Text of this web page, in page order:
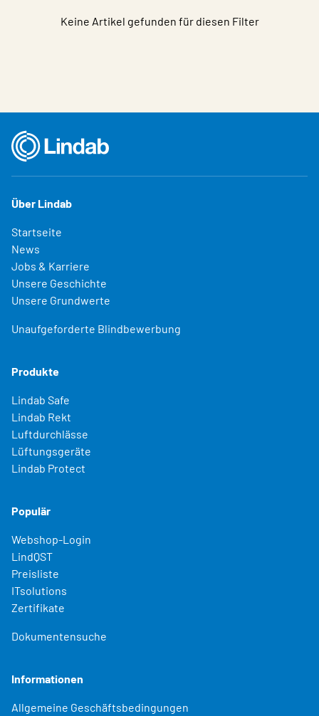
Keine Artikel gefunden für diesen Filter
Über Lindab
Startseite
News
Jobs & Karriere
Unsere Geschichte
Unsere Grundwerte
Unaufgeforderte Blindbewerbung
Produkte
Lindab Safe
Lindab Rekt
Luftdurchlässe
Lüftungsgeräte
Lindab Protect
Populär
Webshop-Login
LindQST
Preisliste
ITsolutions
Zertifikate
Dokumentensuche
Informationen
Allgemeine Geschäftsbedingungen